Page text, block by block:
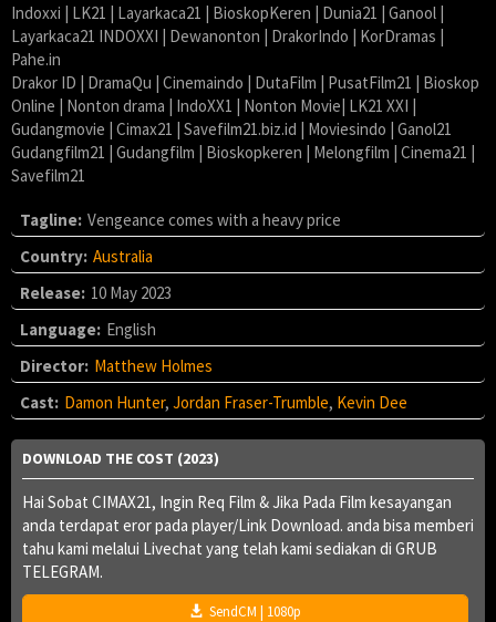
Indoxxi | LK21 | Layarkaca21 | BioskopKeren | Dunia21 | Ganool |
Layarkaca21 INDOXXI | Dewanonton | DrakorIndo | KorDramas |
Pahe.in
Drakor ID | DramaQu | Cinemaindo | DutaFilm | PusatFilm21 | Bioskop
Online | Nonton drama | IndoXX1 | Nonton Movie| LK21 XXI |
Gudangmovie | Cimax21 | Savefilm21.biz.id | Moviesindo | Ganol21
Gudangfilm21 | Gudangfilm | Bioskopkeren | Melongfilm | Cinema21 |
Savefilm21
Tagline: Vengeance comes with a heavy price
Country: Australia
Release: 10 May 2023
Language: English
Director: Matthew Holmes
Cast: Damon Hunter, Jordan Fraser-Trumble, Kevin Dee
DOWNLOAD THE COST (2023)
Hai Sobat CIMAX21, Ingin Req Film & Jika Pada Film kesayangan
anda terdapat eror pada player/Link Download. anda bisa memberi
tahu kami melalui Livechat yang telah kami sediakan di GRUB
TELEGRAM.
SendCM | 1080p